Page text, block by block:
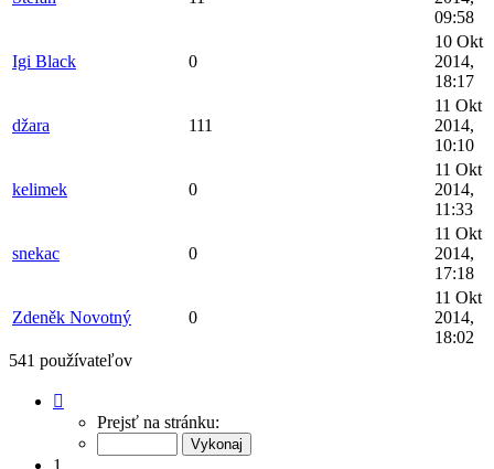
09:58
Igi Black 0
10 Okt
2014,
18:17
džara 111
11 Okt
2014,
10:10
kelimek 0
11 Okt
2014,
11:33
snekac 0
11 Okt
2014,
17:18
Zdeněk Novotný 0
11 Okt
2014,
18:02
541 používateľov
Prejsť na stránku:
1